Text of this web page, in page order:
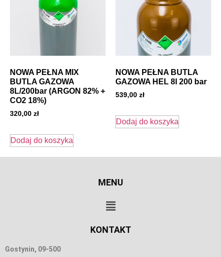
NOWA PEŁNA MIX
BUTLA GAZOWA
8L/200bar (ARGON 82% +
CO2 18%)
320,00 zł
Dodaj do koszyka
NOWA PEŁNA BUTLA
GAZOWA HEL 8l 200 bar
539,00 zł
Dodaj do koszyka
MENU
KONTAKT
Gostynin, 09-500